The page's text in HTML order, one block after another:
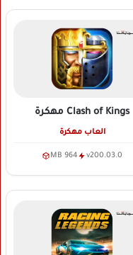
Clash of Kings مهكرة
العاب مهكرة
v200.03.0
964 MB